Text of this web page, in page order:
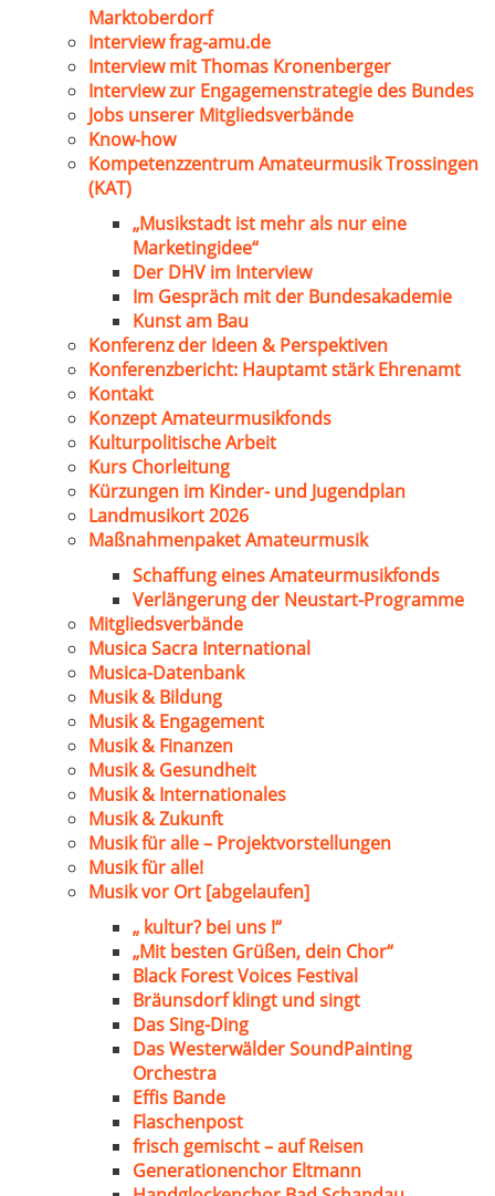
Marktoberdorf
Interview frag-amu.de
Interview mit Thomas Kronenberger
Interview zur Engagemenstrategie des Bundes
Jobs unserer Mitgliedsverbände
Know-how
Kompetenzzentrum Amateurmusik Trossingen
(KAT)
„Musikstadt ist mehr als nur eine
Marketingidee“
Der DHV im Interview
Im Gespräch mit der Bundesakademie
Kunst am Bau
Konferenz der Ideen & Perspektiven
Konferenzbericht: Hauptamt stärk Ehrenamt
Kontakt
Konzept Amateurmusikfonds
Kulturpolitische Arbeit
Kurs Chorleitung
Kürzungen im Kinder- und Jugendplan
Landmusikort 2026
Maßnahmenpaket Amateurmusik
Schaffung eines Amateurmusikfonds
Verlängerung der Neustart-Programme
Mitgliedsverbände
Musica Sacra International
Musica-Datenbank
Musik & Bildung
Musik & Engagement
Musik & Finanzen
Musik & Gesundheit
Musik & Internationales
Musik & Zukunft
Musik für alle – Projektvorstellungen
Musik für alle!
Musik vor Ort [abgelaufen]
„ kultur? bei uns !“
„Mit besten Grüßen, dein Chor“
Black Forest Voices Festival
Bräunsdorf klingt und singt
Das Sing-Ding
Das Westerwälder SoundPainting
Orchestra
Effis Bande
Flaschenpost
frisch gemischt – auf Reisen
Generationenchor Eltmann